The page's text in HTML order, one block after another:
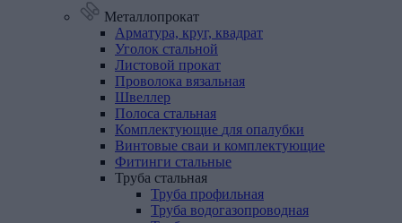
Металлопрокат
Арматура, круг, квадрат
Уголок стальной
Листовой прокат
Проволока вязальная
Швеллер
Полоса стальная
Комплектующие для опалубки
Винтовые сваи и комплектующие
Фитинги стальные
Труба стальная
Труба профильная
Труба водогазопроводная